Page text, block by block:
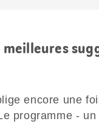
encore une
programme -